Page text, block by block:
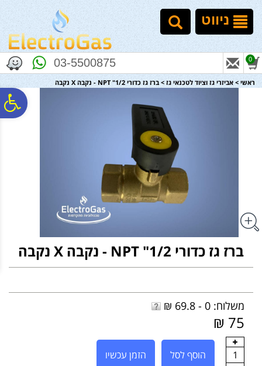
נגישות
אתר
המרכזי
ניווט
03-5500875 0
ראשי > אביזרי גז וציוד לטכנאי גז > ברז גז כדורי 1/2" NPT - נקבה X נקבה
ברז גז כדורי 1/2" NPT - נקבה X נקבה
משלוח: 0 - 69.8 ₪
75 ₪
1 הוסף לסל הזמן עכשיו